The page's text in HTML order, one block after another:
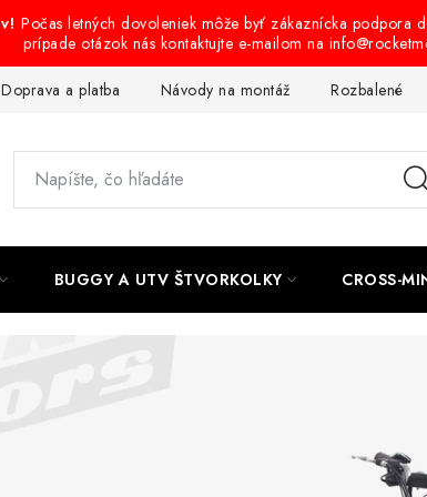
Počas letných dovoleniek môže byť zákaznícka podpora
prípade otázok nás kontaktujte e-mailom na
Doprava a platba Návody na montáž Rozbalené,
BUGGY A UTV ŠTVORKOLKY CROSS-